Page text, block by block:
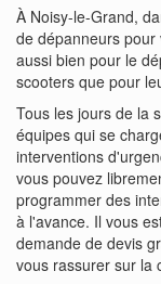
À Noisy-le-Grand,
de dépanneurs pour
aussi bien pour le
scooters que pour
Tous les jours de la
équipes qui se
interventions
vous pouvez
programmer des
à l'avance. Il vous
demande de devis
vous rassurer sur la